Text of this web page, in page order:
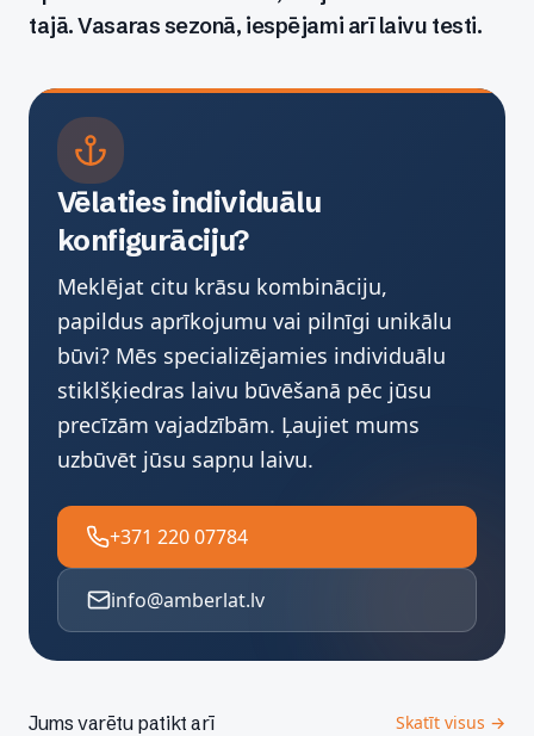
tajā. Vasaras sezonā, iespējami arī laivu testi.
Vēlaties individuālu
konfigurāciju?
Meklējat citu krāsu kombināciju,
papildus aprīkojumu vai pilnīgi unikālu
būvi? Mēs specializējamies individuālu
stiklšķiedras laivu būvēšanā pēc jūsu
precīzām vajadzībām. Ļaujiet mums
uzbūvēt jūsu sapņu laivu.
+371 220 07784
info@amberlat.lv
Jums varētu patikt arī Skatīt visus →